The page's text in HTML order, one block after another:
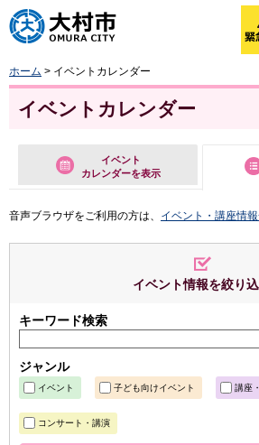
大村市
ホーム > イベントカレンダー
イベントカレンダー
イベント
カレンダーを表示
音声ブラウザをご利用の方は、 イベント・講座情
イベント情報を絞り
キーワード検索
ジャンル
イベント 子ども向けイベント 講座
コンサート・講演